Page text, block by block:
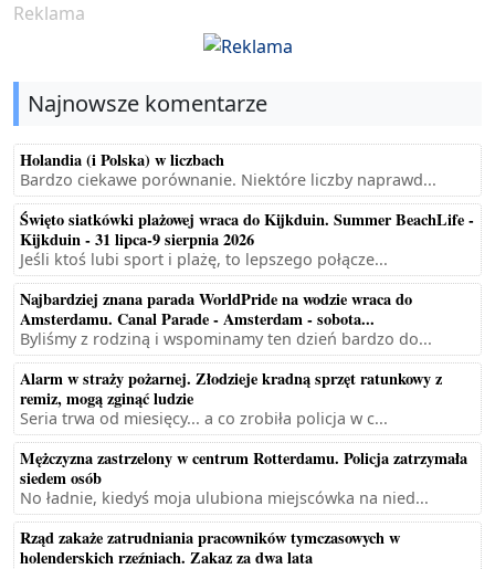
Reklama
Najnowsze komentarze
Holandia (i Polska) w liczbach
Bardzo ciekawe porównanie. Niektóre liczby naprawd...
Święto siatkówki plażowej wraca do Kijkduin. Summer BeachLife -
Kijkduin - 31 lipca-9 sierpnia 2026
Jeśli ktoś lubi sport i plażę, to lepszego połącze...
Najbardziej znana parada WorldPride na wodzie wraca do
Amsterdamu. Canal Parade - Amsterdam - sobota...
Byliśmy z rodziną i wspominamy ten dzień bardzo do...
Alarm w straży pożarnej. Złodzieje kradną sprzęt ratunkowy z
remiz, mogą zginąć ludzie
Seria trwa od miesięcy... a co zrobiła policja w c...
Mężczyzna zastrzelony w centrum Rotterdamu. Policja zatrzymała
siedem osób
No ładnie, kiedyś moja ulubiona miejscówka na nied...
Rząd zakaże zatrudniania pracowników tymczasowych w
holenderskich rzeźniach. Zakaz za dwa lata